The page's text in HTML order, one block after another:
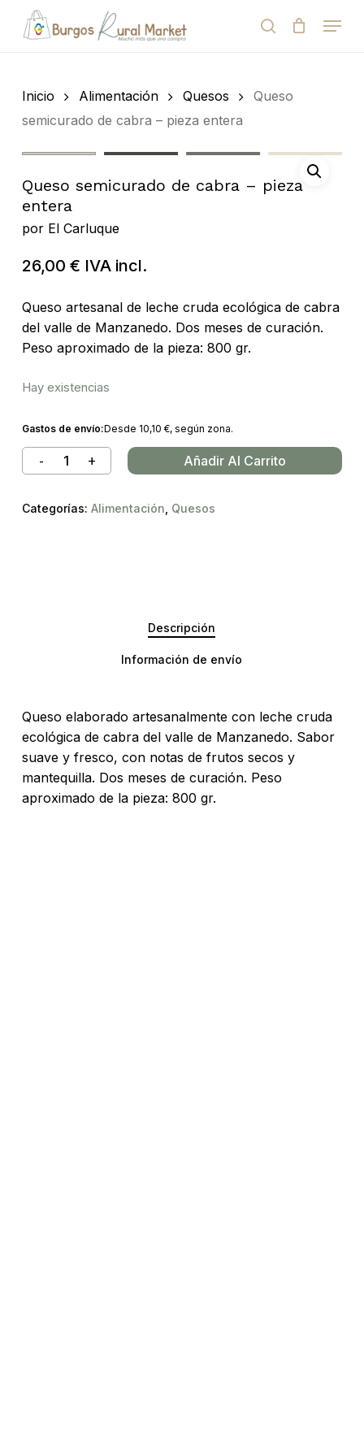
de
search
Menu
Cart
Inicio Alimentación Quesos
Queso
semicurado de cabra – pieza entera
Queso semicurado de cabra – pieza
entera
por El Carluque
26,00 € IVA incl.
Queso artesanal de leche cruda ecológica de cabra
del valle de Manzanedo. Dos meses de curación.
Peso aproximado de la pieza: 800 gr.
Hay existencias
Gastos de envío:Desde 10,10 €, según zona.
Añadir Al Carrito
Categorías: Alimentación Quesos
Descripción
Información de envío
Queso elaborado artesanalmente con leche cruda
ecológica de cabra del valle de Manzanedo. Sabor
suave y fresco, con notas de frutos secos y
mantequilla. Dos meses de curación. Peso
aproximado de la pieza: 800 gr.